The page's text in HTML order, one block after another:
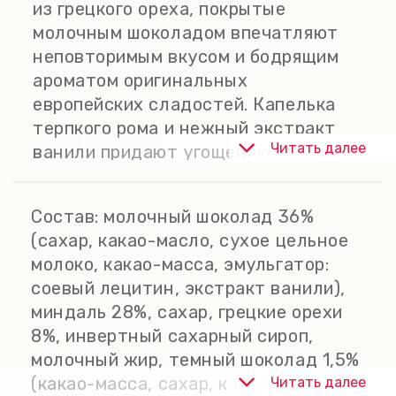
из грецкого ореха, покрытые
молочным шоколадом впечатляют
неповторимым вкусом и бодрящим
ароматом оригинальных
европейских сладостей. Капелька
терпкого рома и нежный экстракт
ванили придают угощению
Читать далее
Состав: молочный шоколад 36%
(сахар, какао-масло, сухое цельное
молоко, какао-масса, эмульгатор:
соевый лецитин, экстракт ванили),
миндаль 28%, сахар, грецкие орехи
8%, инвертный сахарный сироп,
молочный жир, темный шоколад 1,5%
(какао-масса, сахар, какао-масло,
Читать далее